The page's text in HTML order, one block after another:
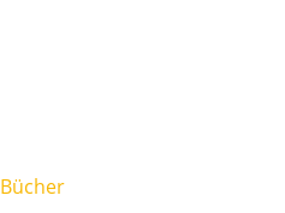
Bücher